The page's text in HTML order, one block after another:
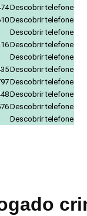
Descobrir telefone
Descobrir telefone
Descobrir telefone
Descobrir telefone
Descobrir telefone
Descobrir telefone
Descobrir telefone
Descobrir telefone
Descobrir telefone
Descobrir telefone